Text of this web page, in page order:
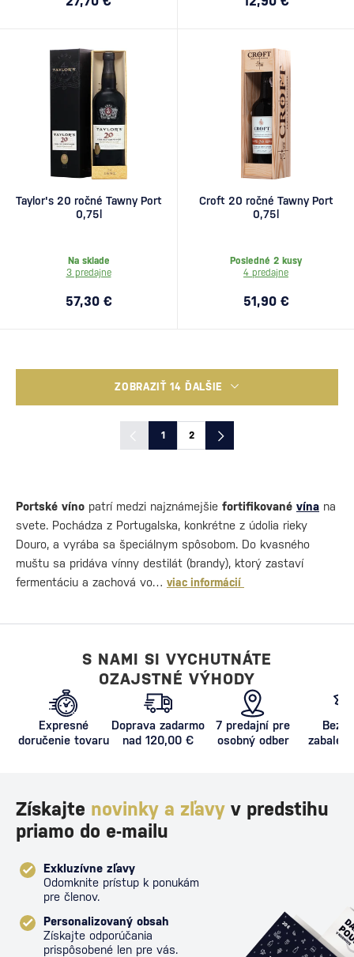
Taylor's 20 ročné Tawny Port
0,75l
Na sklade
3 predajne
57,30 €
Croft 20 ročné Tawny Port
0,75l
Posledné 2 kusy
4 predajne
51,90 €
ZOBRAZIŤ 14 ĎALŠIE
1 2
Portské víno patrí medzi najznámejšie fortifikované vína na
svete. Pochádza z Portugalska, konkrétne z údolia rieky
Douro, a vyrába sa špeciálnym spôsobom. Do kvasného
muštu sa pridáva vínny destilát (brandy), ktorý zastaví
fermentáciu a zachová vo… viac informácií
S NAMI SI VYCHUTNÁTE
OZAJSTNÉ VÝHODY
Expresné
doručenie tovaru
Doprava zadarmo
nad 120,00 €
7 predajní pre
osobný odber
Získajte novinky a zľavy v predstihu
priamo do e-mailu
Exkluzívne zľavy
Odomknite prístup k ponukám
pre členov.
Personalizovaný obsah
Získajte odporúčania
prispôsobené len pre vás.